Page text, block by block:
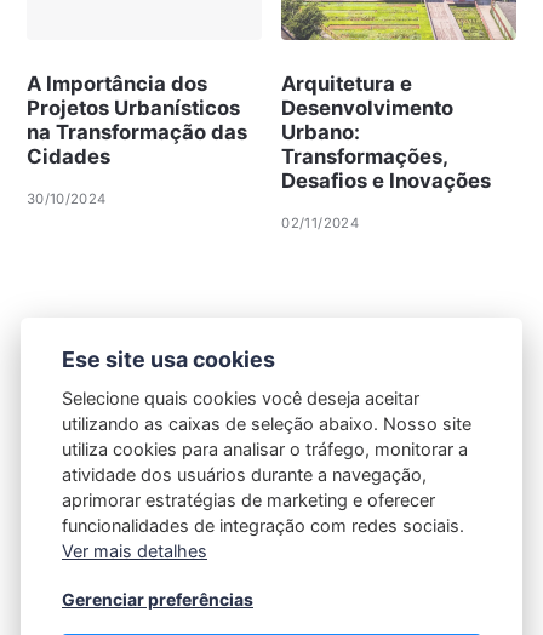
A Importância dos
Projetos Urbanísticos
na Transformação das
Cidades
30/10/2024
Arquitetura e
Desenvolvimento
Urbano:
Transformações,
Desafios e Inovações
02/11/2024
Ese site usa cookies
Selecione quais cookies você deseja aceitar
utilizando as caixas de seleção abaixo. Nosso site
utiliza cookies para analisar o tráfego, monitorar a
atividade dos usuários durante a navegação,
aprimorar estratégias de marketing e oferecer
funcionalidades de integração com redes sociais.
Ver mais detalhes
Gerenciar preferências